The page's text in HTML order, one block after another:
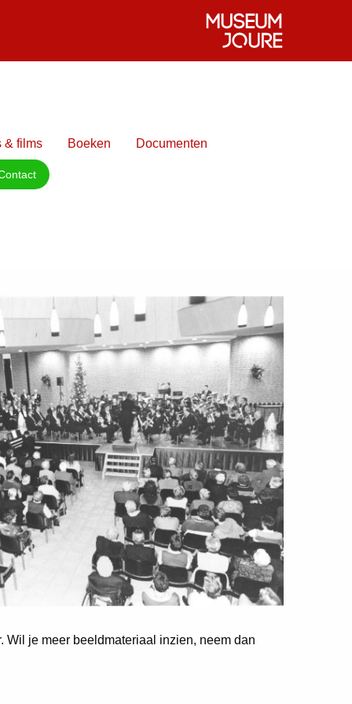
& films Boeken Documenten
Wil je meer beeldmateriaal inzien, neem dan